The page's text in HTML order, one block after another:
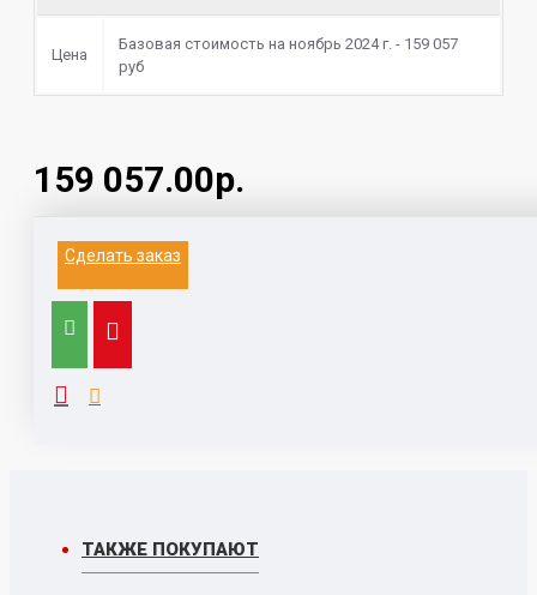
Цена
Базовая стоимость на ноябрь 2024 г. - 159 057
руб
159 057.00р.
Сделать заказ
Информация на данном сайте не является
Выезд к заказчику для замера и расчета, с
ТАКЖЕ ПОКУПАЮТ